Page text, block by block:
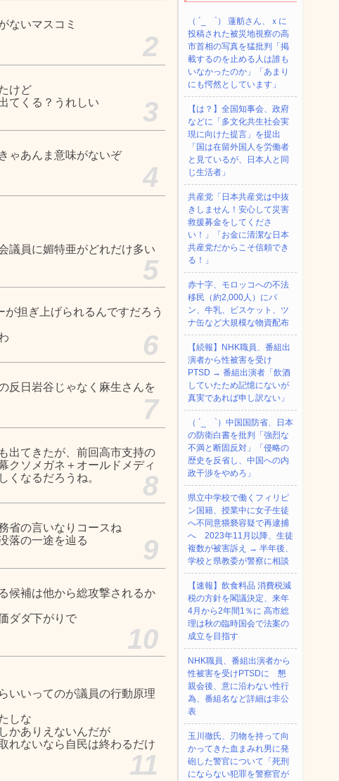
ないマスコミ
2
けど
てくる？うれしい
3
ゃあんま意味がないぞ
4
議員に媚特亜がどれだけ多い
5
担ぎ上げられるんですだろう
6
反日岩谷じゃなく麻生さんを
7
出てきたが、前回高市支持の
クソメガネ＋オールドメディ
くなるだろうね。
8
省の言いなりコースね
落の一途を辿る
9
候補は他から総攻撃されるか
ダダ下がりで
10
いいってのが議員の行動原理
しな
かありえないんだが
れないなら自民は終わるだけ
11
（ ´_ゝ`） 蓮舫さん、ｘに
投稿された被災地視察の高
市首相の写真を猛批判「掲
載するのを止める人は誰も
いなかったのか」「あまり
にも愕然としています」
【は？】全国知事会、政府
などに「多文化共生社会実
現に向けた提言」を提出
「国は在留外国人を労働者
と見ているが、日本人と同
じ生活者」
共産党「日本共産党は中抜
きしません！安心して災害
救援募金をしてくださ
い！」「お金に清潔な日本
共産党だからこそ信頼でき
る！」
赤十字、モロッコへの不法
移民（約2,000人）にパ
ン、牛乳、ビスケット、ツ
ナ缶など大規模な物資配布
【続報】NHK職員、番組出
演者から性被害を受け
PTSD → 番組出演者「飲酒
していたため記憶にないが
真実であれば申し訳ない」
（ ´_ゝ`）中国国防省、日本
の防衛白書を批判「強烈な
不満と断固反対」「侵略の
歴史を反省し、中国への内
政干渉をやめろ」
県立中学校で働くフィリピ
ン国籍、授業中に女子生徒
へ不同意猥褻容疑で再逮捕
へ 2023年11月以降、生徒
複数が被害訴え → 半年後、
学校と県教委が警察に相談
【速報】飲食料品 消費税減
税の方針を閣議決定、来年
4月から2年間1％に 高市総
理は秋の臨時国会で法案の
成立を目指す
NHK職員、番組出演者から
性被害を受けPTSDに 懇
親会後、意に沿わない性行
為、番組名など詳細は非公
表
玉川徹氏、刃物を持って向
かってきた血まみれ男に発
砲した警官について「死刑
にならない犯罪を警察官が